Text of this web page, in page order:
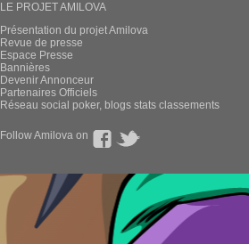
LE PROJET AMILOVA
Présentation du projet Amilova
Revue de presse
Espace Presse
Bannières
Devenir Annonceur
Partenaires Officiels
Réseau social poker, blogs stats classements
Follow Amilova on